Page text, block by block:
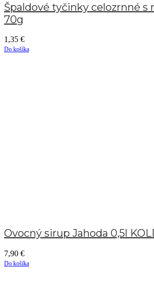
Špaldové tyčinky celozrnné s
70g
1,35 €
Do košíka
Ovocný sirup Jahoda 0,5l
7,90 €
Do košíka